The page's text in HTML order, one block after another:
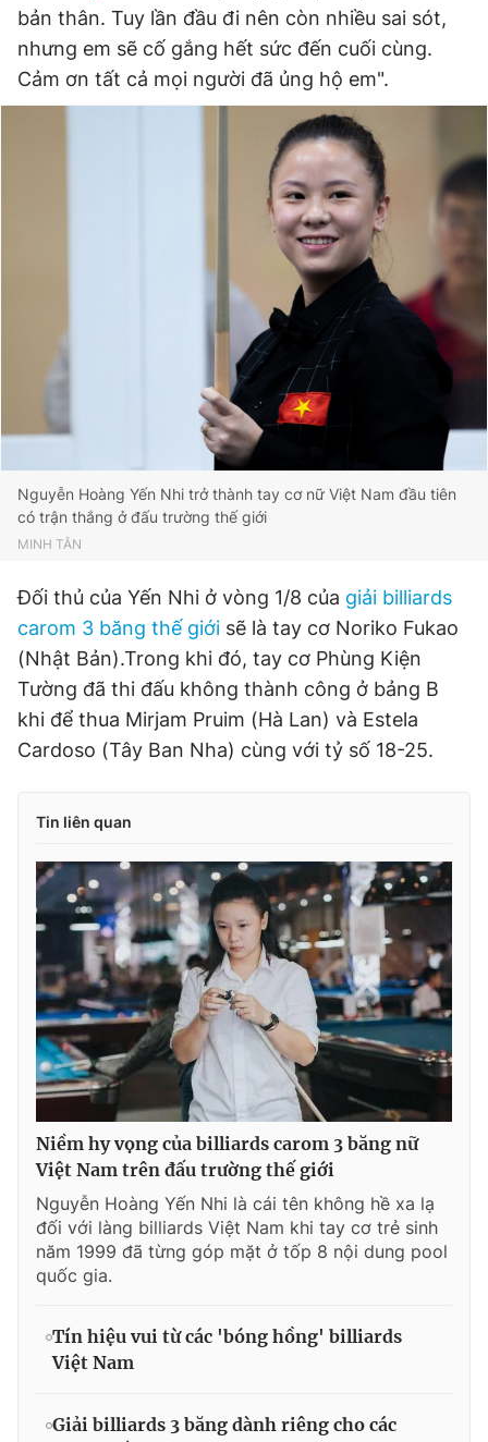
bản thân. Tuy lần đầu đi nên còn nhiều sai sót,
nhưng em sẽ cố gắng hết sức đến cuối cùng.
Cảm ơn tất cả mọi người đã ủng hộ em".
Nguyễn Hoàng Yến Nhi trở thành tay cơ nữ Việt Nam đầu tiên
có trận thắng ở đấu trường thế giới
MINH TÂN
Đối thủ của Yến Nhi ở vòng 1/8 của giải billiards
carom 3 băng thế giới sẽ là tay cơ Noriko Fukao
(Nhật Bản).Trong khi đó, tay cơ Phùng Kiện
Tường đã thi đấu không thành công ở bảng B
khi để thua Mirjam Pruim (Hà Lan) và Estela
Cardoso (Tây Ban Nha) cùng với tỷ số 18-25.
Tin liên quan
Niềm hy vọng của billiards carom 3 băng nữ
Việt Nam trên đấu trường thế giới
Nguyễn Hoàng Yến Nhi là cái tên không hề xa lạ
đối với làng billiards Việt Nam khi tay cơ trẻ sinh
năm 1999 đã từng góp mặt ở tốp 8 nội dung pool
quốc gia.
Tín hiệu vui từ các 'bóng hồng' billiards
Việt Nam
Giải billiards 3 băng dành riêng cho các